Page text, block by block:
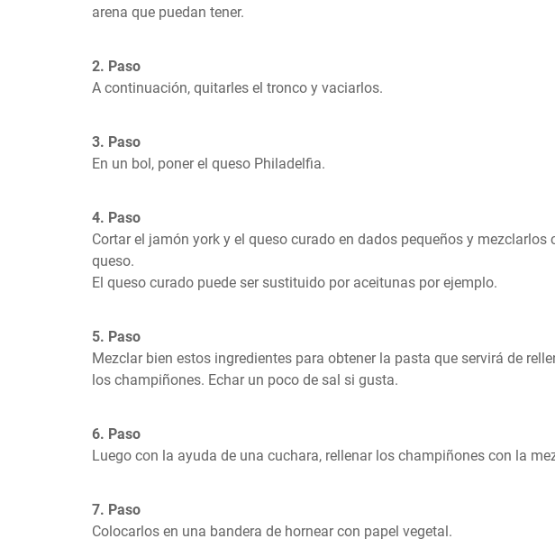
arena que puedan tener.
2. Paso
A continuación, quitarles el tronco y vaciarlos.
3. Paso
En un bol, poner el queso Philadelfia.
4. Paso
Cortar el jamón york y el queso curado en dados pequeños y mezclarlos
queso.
El queso curado puede ser sustituido por aceitunas por ejemplo.
5. Paso
Mezclar bien estos ingredientes para obtener la pasta que servirá de
los champiñones. Echar un poco de sal si gusta.
6. Paso
Luego con la ayuda de una cuchara, rellenar los champiñones con la
7. Paso
Colocarlos en una bandera de hornear con papel vegetal.